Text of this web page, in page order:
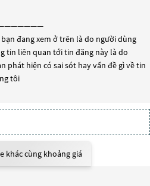
đang xem ở trên là do người dùng
tin liên quan tới tin đăng này là do
phát hiện có sai sót hay vấn đề gì về tin
tôi
khác cùng khoảng giá